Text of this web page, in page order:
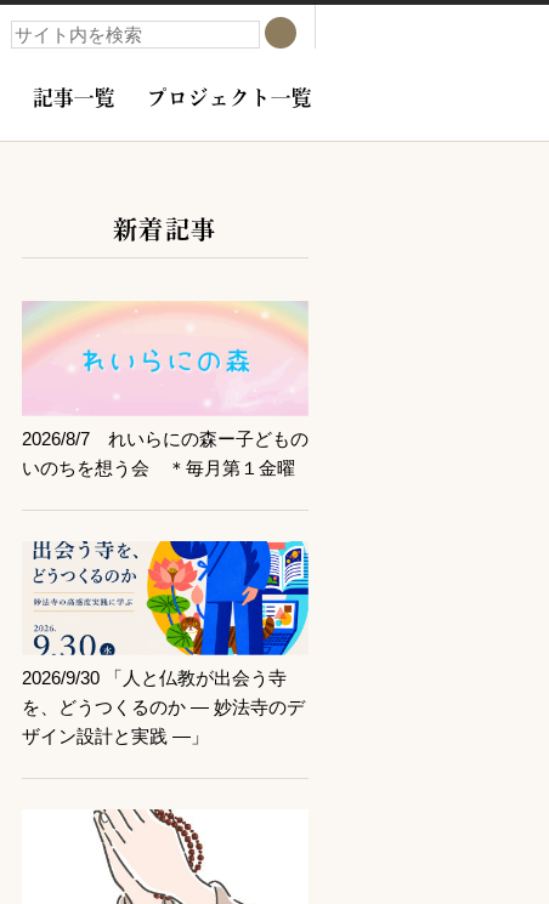
検索
検索
記事一覧 プロジェクト一覧
サブコンテンツ
新着記事
2026/8/7 れいらにの森ー子どもの
いのちを想う会 ＊毎月第１金曜
記事を読む
2026/9/30 「人と仏教が出会う寺
を、どうつくるのか ― 妙法寺のデ
ザイン設計と実践 ―」
記事を読む
記事を読む